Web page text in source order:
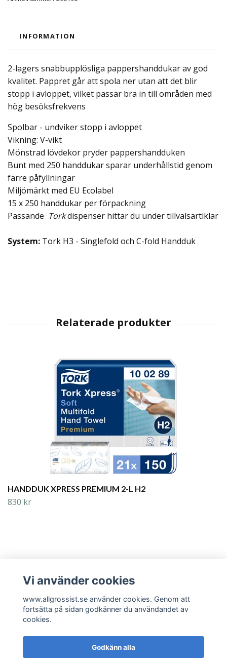
INFORMATION
2-lagers snabbupplösliga pappershanddukar av god
kvalitet. Pappret går att spola ner utan att det blir
stopp i avloppet, vilket passar bra in till områden med
hög besöksfrekvens
Spolbar - undviker stopp i avloppet
Vikning: V-vikt
Mönstrad lövdekor pryder pappershandduken
Bunt med 250 handdukar sparar underhållstid genom
färre påfyllningar
Miljömärkt med EU Ecolabel
15 x 250 handdukar per förpackning
Passande Torkdispenser hittar du under tillvalsartiklar
System: Tork H3 - Singlefold och C-fold Handduk
HANDDUK XPRESS PREMIUM 2-L H2
830 kr
Läs mer
Vi använder cookies
www.allgrossist.se använder cookies. Genom att
fortsätta på sidan godkänner du användandet av
cookies.
Godkänn alla